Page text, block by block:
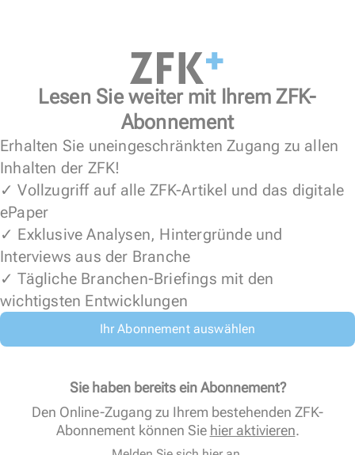
Lesen Sie weiter mit Ihrem ZFK-
Abonnement
Erhalten Sie uneingeschränkten Zugang zu allen
Inhalten der ZFK!
✓ Vollzugriff auf alle ZFK-Artikel und das digitale
ePaper
✓ Exklusive Analysen, Hintergründe und
Interviews aus der Branche
✓ Tägliche Branchen-Briefings mit den
wichtigsten Entwicklungen
Ihr Abonnement auswählen
Sie haben bereits ein Abonnement?
Den Online-Zugang zu Ihrem bestehenden ZFK-
Abonnement können Sie hier aktivieren.